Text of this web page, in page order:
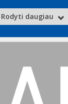
Rodyti daugiau